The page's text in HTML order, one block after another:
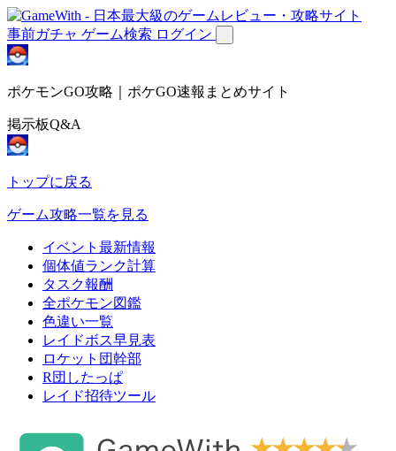
事前ガチャ ゲーム検索 ログイン
ポケモンGO攻略｜ポケGO速報まとめサイト
掲示板Q&A
トップに戻る
ゲーム攻略一覧を見る
イベント最新情報
個体値ランク計算
タスク報酬
全ポケモン図鑑
色違い一覧
レイドボス早見表
ロケット団幹部
R団したっぱ
レイド招待ツール